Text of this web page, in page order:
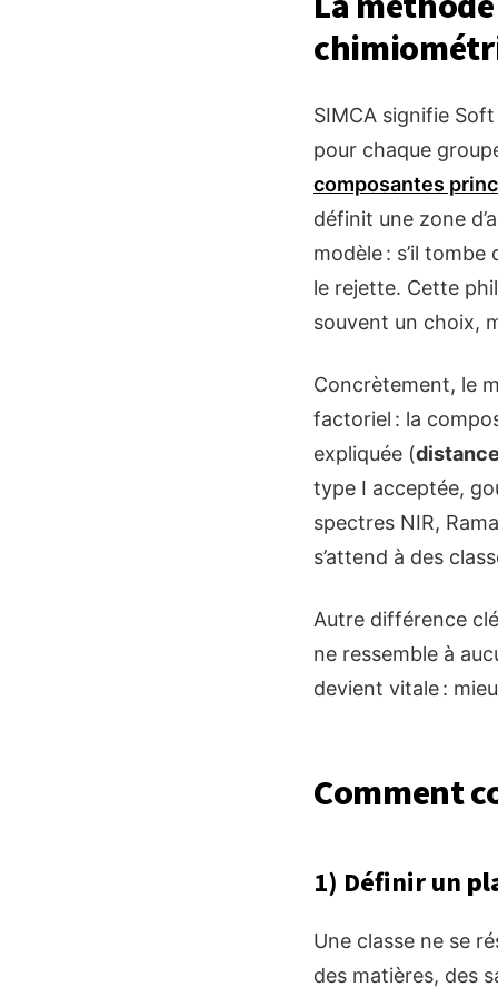
SIMCA signifie
pour chaque
composantes
définit une zone
modèle : s’il tombe
le rejette. Cette
souvent un choix,
Concrètement, le
factoriel : la
expliquée (
type I acceptée,
spectres NIR,
s’attend à des
Autre différence
ne ressemble à
devient vitale :
Comment
1) Définir un
Une classe ne se
des matières, des